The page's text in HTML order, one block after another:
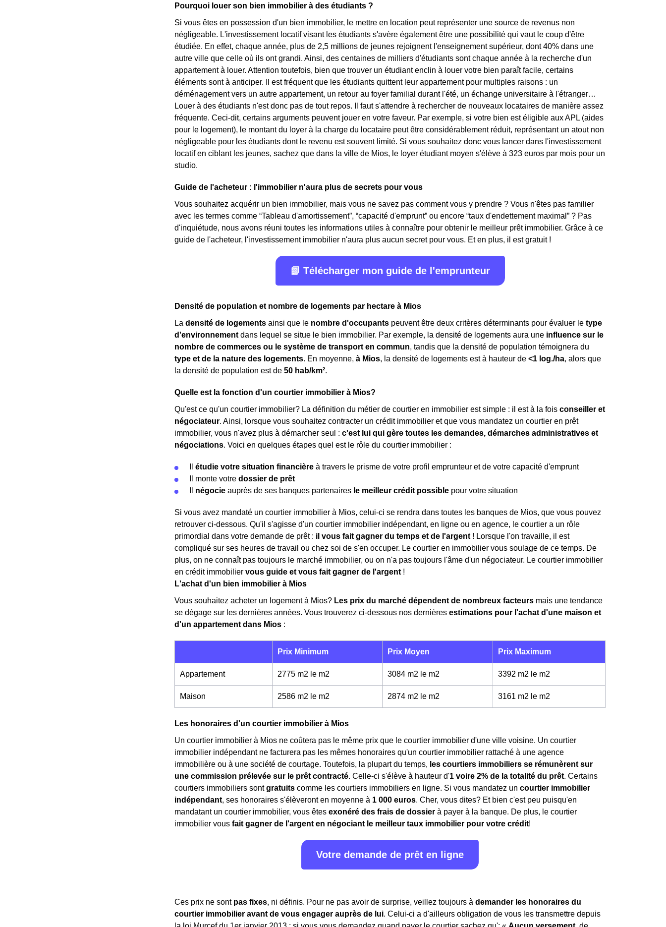
Pourquoi louer son bien immobilier à des étudiants ?
Si vous êtes en possession d'un bien immobilier, le mettre en location peut représenter une source de revenus non
négligeable. L'investissement locatif visant les étudiants s'avère également être une possibilité qui vaut le coup d'être
étudiée. En effet, chaque année, plus de 2,5 millions de jeunes rejoignent l'enseignement supérieur, dont 40% dans une
autre ville que celle où ils ont grandi. Ainsi, des centaines de milliers d'étudiants sont chaque année à la recherche d'un
appartement à louer. Attention toutefois, bien que trouver un étudiant enclin à louer votre bien paraît facile, certains
éléments sont à anticiper. Il est fréquent que les étudiants quittent leur appartement pour multiples raisons : un
déménagement vers un autre appartement, un retour au foyer familial durant l'été, un échange universitaire à l'étranger…
Louer à des étudiants n'est donc pas de tout repos. Il faut s'attendre à rechercher de nouveaux locataires de manière assez
fréquente. Ceci-dit, certains arguments peuvent jouer en votre faveur. Par exemple, si votre bien est éligible aux APL (aides
pour le logement), le montant du loyer à la charge du locataire peut être considérablement réduit, représentant un atout non
négligeable pour les étudiants dont le revenu est souvent limité. Si vous souhaitez donc vous lancer dans l'investissement
locatif en ciblant les jeunes, sachez que dans la ville de Mios, le loyer étudiant moyen s'élève à 323 euros par mois pour un
studio.
Guide de l'acheteur : l'immobilier n'aura plus de secrets pour vous
Vous souhaitez acquérir un bien immobilier, mais vous ne savez pas comment vous y prendre ? Vous n'êtes pas familier
avec les termes comme “Tableau d'amortissement”, “capacité d'emprunt” ou encore “taux d'endettement maximal” ? Pas
d'inquiétude, nous avons réuni toutes les informations utiles à connaître pour obtenir le meilleur prêt immobilier. Grâce à ce
guide de l'acheteur, l'investissement immobilier n'aura plus aucun secret pour vous. Et en plus, il est gratuit !
📗 Télécharger mon guide de l'emprunteur
Densité de population et nombre de logements par hectare à Mios
La densité de logements ainsi que le nombre d'occupants peuvent être deux critères déterminants pour évaluer le type
d'environnement dans lequel se situe le bien immobilier. Par exemple, la densité de logements aura une influence sur le
nombre de commerces ou le système de transport en commun, tandis que la densité de population témoignera du
type et de la nature des logements. En moyenne, à Mios, la densité de logements est à hauteur de <1 log./ha, alors que
la densité de population est de 50 hab/km².
Quelle est la fonction d'un courtier immobilier à Mios?
Qu'est ce qu'un courtier immobilier? La définition du métier de courtier en immobilier est simple : il est à la fois conseiller et
négociateur. Ainsi, lorsque vous souhaitez contracter un crédit immobilier et que vous mandatez un courtier en prêt
immobilier, vous n'avez plus à démarcher seul : c'est lui qui gère toutes les demandes, démarches administratives et
négociations. Voici en quelques étapes quel est le rôle du courtier immobilier :
étudie votre situation financière à travers le prisme de votre profil emprunteur et de votre capacité d'emprunt
Il monte votre dossier de prêt
négocie auprès de ses banques partenaires le meilleur crédit possible pour votre situation
Si vous avez mandaté un courtier immobilier à Mios, celui-ci se rendra dans toutes les banques de Mios, que vous pouvez
retrouver ci-dessous. Qu'il s'agisse d'un courtier immobilier indépendant, en ligne ou en agence, le courtier a un rôle
primordial dans votre demande de prêt : il vous fait gagner du temps et de l'argent ! Lorsque l'on travaille, il est
compliqué sur ses heures de travail ou chez soi de s'en occuper. Le courtier en immobilier vous soulage de ce temps. De
plus, on ne connaît pas toujours le marché immobilier, ou on n'a pas toujours l'âme d'un négociateur. Le courtier immobilier
en crédit immobilier vous guide et vous fait gagner de l'argent !
L'achat d'un bien immobilier à Mios
Vous souhaitez acheter un logement à Mios? Les prix du marché dépendent de nombreux facteurs mais une tendance
se dégage sur les dernières années. Vous trouverez ci-dessous nos dernières estimations pour l'achat d'une maison et
d'un appartement dans Mios :
Prix Minimum Prix Moyen Prix Maximum
Appartement 2775 m2 le m2 3084 m2 le m2 3392 m2 le m2
Maison 2586 m2 le m2 2874 m2 le m2 3161 m2 le m2
Les honoraires d'un courtier immobilier à Mios
Un courtier immobilier à Mios ne coûtera pas le même prix que le courtier immobilier d'une ville voisine. Un courtier
immobilier indépendant ne facturera pas les mêmes honoraires qu'un courtier immobilier rattaché à une agence
immobilière ou à une société de courtage. Toutefois, la plupart du temps, les courtiers immobiliers se rémunèrent sur
une commission prélevée sur le prêt contracté. Celle-ci s'élève à hauteur d'1 voire 2% de la totalité du prêt. Certains
courtiers immobiliers sontgratuits comme les courtiers immobiliers en ligne. Si vous mandatez un courtier immobilier
indépendant, ses honoraires s'élèveront en moyenne à 1 000 euros. Cher, vous dites? Et bien c'est peu puisqu'en
mandatant un courtier immobilier, vous êtes exonéré des frais de dossier à payer à la banque. De plus, le courtier
immobilier vous fait gagner de l'argent en négociant le meilleur taux immobilier pour votre crédit!
Votre demande de prêt en ligne
Ces prix ne sont pas fixes, ni définis. Pour ne pas avoir de surprise, veillez toujours à demander les honoraires du
courtier immobilier avant de vous engager auprès de lui. Celui-ci a d'ailleurs obligation de vous les transmettre depuis